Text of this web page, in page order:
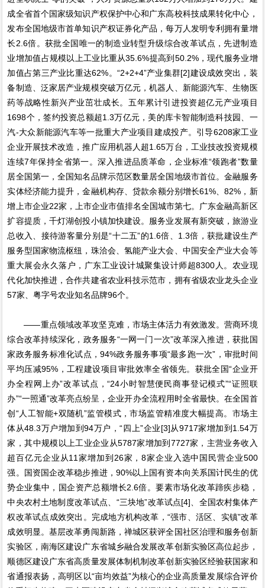
成全省首个国家级知识产权保护中心和广东高校科技成果转化中心，
发布全国地级市首单知识产权证券化产品，每万人发明专利拥有量增
长2.6倍。获批全国唯一的制造业转型升级综合改革试点，先进制造
业增加值占规模以上工业比重从35.6%提高到50.2%，现代服务业增
加值占第三产业比重达62%。“2+2+4”产业集群[2]建设成效突出，装
备制造、泛家居产业规模突破万亿元，机器人、新能源汽车、生物医
药等战略性新兴产业茁壮成长。五年累计引进投资超亿元产业项目
1698个，签约投资总额超1.3万亿元，美的库卡智能制造科技园、一
汽-大众新能源汽车等一批重大产业项目建成投产。引导6208家工业
企业开展技术改造，推广应用机器人超1.65万台，工业技改投资规模
连续7年保持全省第一。深入推进品质革命，企业标准“领跑者”数量
居全国第一，全国知名品牌示范区数量居全国地级市首位。金融服务
实体经济能力提升，金融机构存、贷款余额分别增长61%、82%，新
增上市企业22家，上市企业市值排名全国城市第七。广东金融高新区
扩容提质，千灯湖创投小镇加快建设。服务业发展有新突破，旅游业
总收入、接待游客量分别是“十二五”的1.6倍、1.3倍，获批建设生产
服务型国家物流枢纽，珠洽会、氢能产业大会、中国安全产业大会等
重大展会永久落户，广东工业设计城聚集设计师超8300人。农业现
代化加快推进，合作共建省农业科技示范市，拥有省级农业龙头企业
57家、粤字号农业知名品牌96个。
——重点领域改革攻坚克难，市场主体活力有效激发。营商环境
综合改革持续深化，政务服务“一网一门一次”改革深入推进，获批国
家政务服务标准化试点，94%政务服务事项“最多跑一次”，审批时间
平均压减95%，工程建设项目审批效率全省领先。获批全国“企业开
办全程网上办”改革试点，“24小时智慧便民商事登记模式”“证照联
办”“一照通”改革亮点纷呈，企业开办全流程用时全省最快。在全国首
创“人工智能+双随机”监管模式，市场监管精准度大幅提高。市场主
体从48.3万户增加到94万户，“四上”企业[3]从9717家增加到1.54万
家，其中规模以上工业企业从5787家增加到7727家，主营业务收入
超百亿元企业从11家增加到26家，8家企业入选中国民营企业500
强。国资国企改革稳步推进，90%以上国有资本向关系国计民生的优
势企业集中，国企资产总额增长2.6倍。要素市场化改革蹄疾步稳，
中央农村土地制度改革试点、“三块地”改革试点[4]、全国农村集体产
权改革试点成效突出。完成地方机构改革，“强市、活区、实镇”改革
成效明显。基层改革勇闯新路，禅城区获评全国社区治理和服务创新
实验区，南海区建设广东省城乡融合发展改革创新实验区高位起步，
顺德区建设广东省高质量发展体制机制改革创新实验区经验获国家和
省通报表扬，高明区以“亩均效益”为核心的企业高质量发展综合评价